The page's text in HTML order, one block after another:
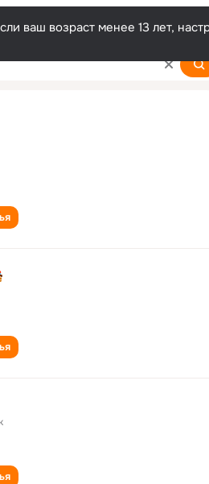
ваш возраст менее 13 лет,